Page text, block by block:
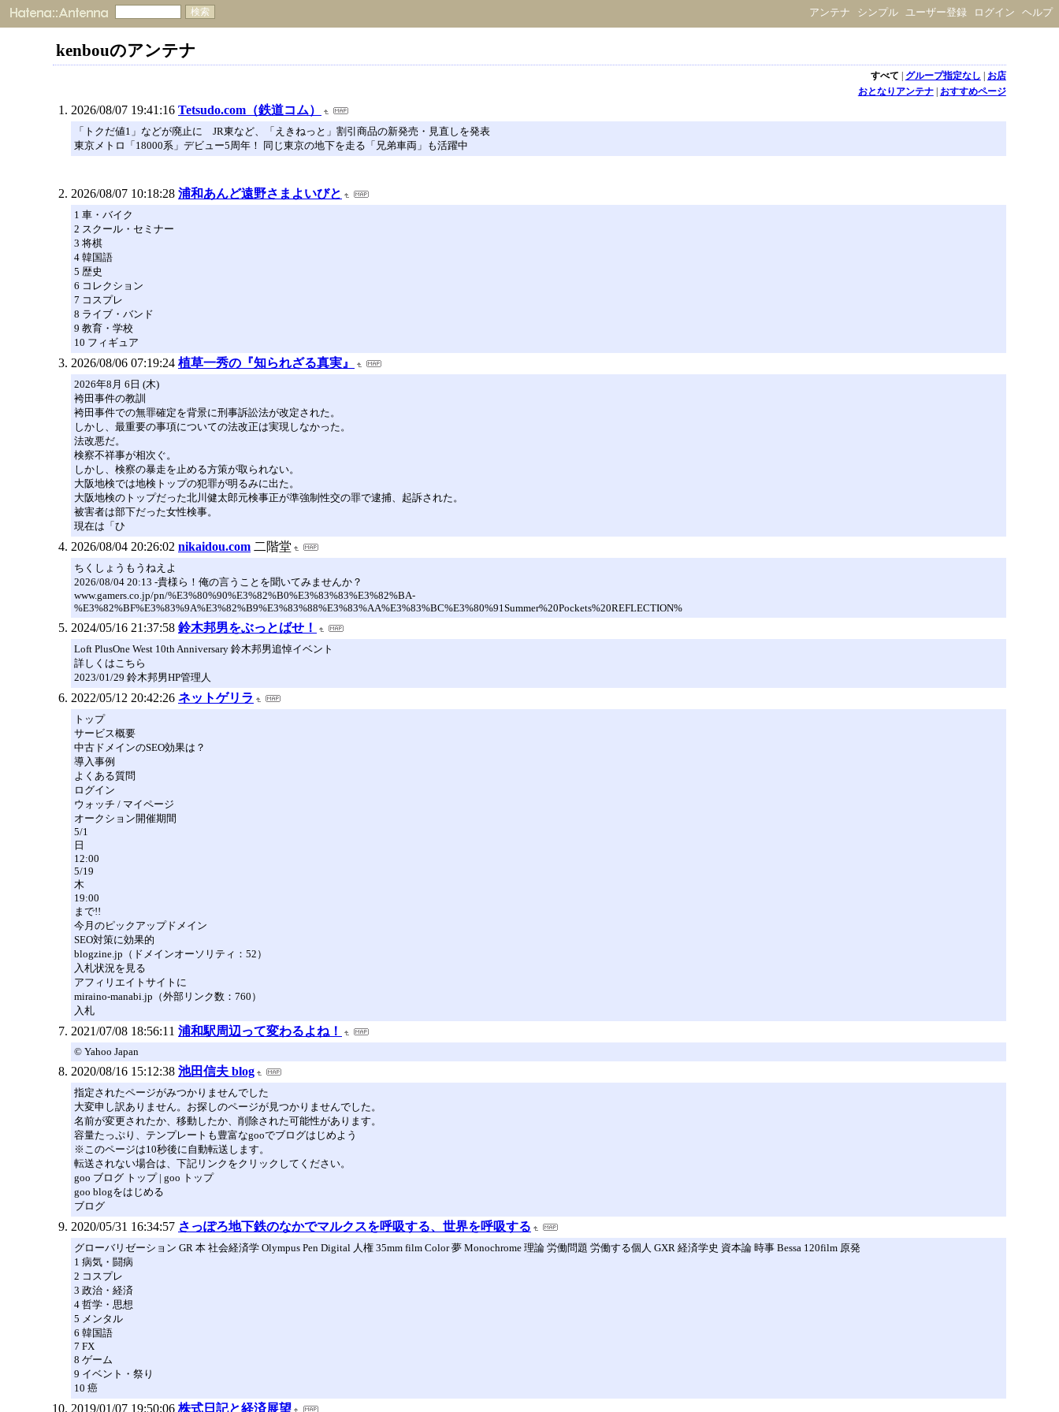
アンテナ シンプル ユーザー登録 ログイン ヘルプ
kenbouのアンテナ
すべて | グループ指定なし | お店
おとなりアンテナ| おすすめページ
2026/08/07 19:41:16 Tetsudo.com（鉄道コム）
「トクだ値1」などが廃止に JR東など、「えきねっと」割引商品の新発売・見直しを発表
東京メトロ「18000系」デビュー5周年！ 同じ東京の地下を走る「兄弟車両」も活躍中
2026/08/07 10:18:28 浦和あんど遠野さまよいびと
1 車・バイク
2 スクール・セミナー
3 将棋
4 韓国語
5 歴史
6 コレクション
7 コスプレ
8 ライブ・バンド
9 教育・学校
10 フィギュア
2026/08/06 07:19:24 植草一秀の『知られざる真実』
2026年8月 6日 (木)
袴田事件の教訓
袴田事件での無罪確定を背景に刑事訴訟法が改定された。
しかし、最重要の事項についての法改正は実現しなかった。
法改悪だ。
検察不祥事が相次ぐ。
しかし、検察の暴走を止める方策が取られない。
大阪地検では地検トップの犯罪が明るみに出た。
大阪地検のトップだった北川健太郎元検事正が準強制性交の罪で逮捕、起訴された。
被害者は部下だった女性検事。
現在は「ひ
2026/08/04 20:26:02 nikaidou.com 二階堂
ちくしょうもうねえよ
2026/08/04 20:13 -貴様ら！俺の言うことを聞いてみませんか？
www.gamers.co.jp/pn/%E3%80%90%E3%82%B0%E3%83%83%E3%82%BA-
%E3%82%BF%E3%83%9A%E3%82%B9%E3%83%88%E3%83%AA%E3%83%BC%E3%80%91Summer%20Pockets%20REFLECTION%
2024/05/16 21:37:58 鈴木邦男をぶっとばせ！
Loft PlusOne West 10th Anniversary 鈴木邦男追悼イベント
詳しくはこちら
2023/01/29 鈴木邦男HP管理人
2022/05/12 20:42:26 ネットゲリラ
トップ
サービス概要
中古ドメインのSEO効果は？
導入事例
よくある質問
ログイン
ウォッチ / マイページ
オークション開催期間
5/1
日
12:00
5/19
木
19:00
まで!!
今月のピックアップドメイン
SEO対策に効果的
blogzine.jp（ドメインオーソリティ：52）
入札状況を見る
アフィリエイトサイトに
miraino-manabi.jp（外部リンク数：760）
入札
2021/07/08 18:56:11 浦和駅周辺って変わるよね！
© Yahoo Japan
2020/08/16 15:12:38 池田信夫 blog
指定されたページがみつかりませんでした
大変申し訳ありません。お探しのページが見つかりませんでした。
名前が変更されたか、移動したか、削除された可能性があります。
容量たっぷり、テンプレートも豊富なgooでブログはじめよう
※このページは10秒後に自動転送します。
転送されない場合は、下記リンクをクリックしてください。
goo ブログ トップ | goo トップ
goo blogをはじめる
ブログ
2020/05/31 16:34:57 さっぽろ地下鉄のなかでマルクスを呼吸する、世界を呼吸する
グローバリゼーション GR 本 社会経済学 Olympus Pen Digital 人権 35mm film Color 夢 Monochrome 理論 労働問題 労働する個人 GXR 経済学史 資本論 時事 Bessa 120film 原発
1 病気・闘病
2 コスプレ
3 政治・経済
4 哲学・思想
5 メンタル
6 韓国語
7 FX
8 ゲーム
9 イベント・祭り
10 癌
2019/01/07 19:50:06 株式日記と経済展望